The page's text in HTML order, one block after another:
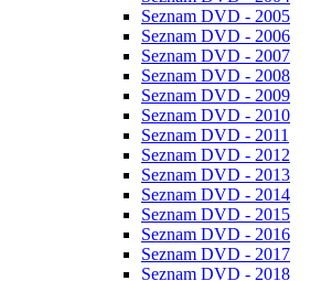
Seznam DVD - 2005
Seznam DVD - 2006
Seznam DVD - 2007
Seznam DVD - 2008
Seznam DVD - 2009
Seznam DVD - 2010
Seznam DVD - 2011
Seznam DVD - 2012
Seznam DVD - 2013
Seznam DVD - 2014
Seznam DVD - 2015
Seznam DVD - 2016
Seznam DVD - 2017
Seznam DVD - 2018